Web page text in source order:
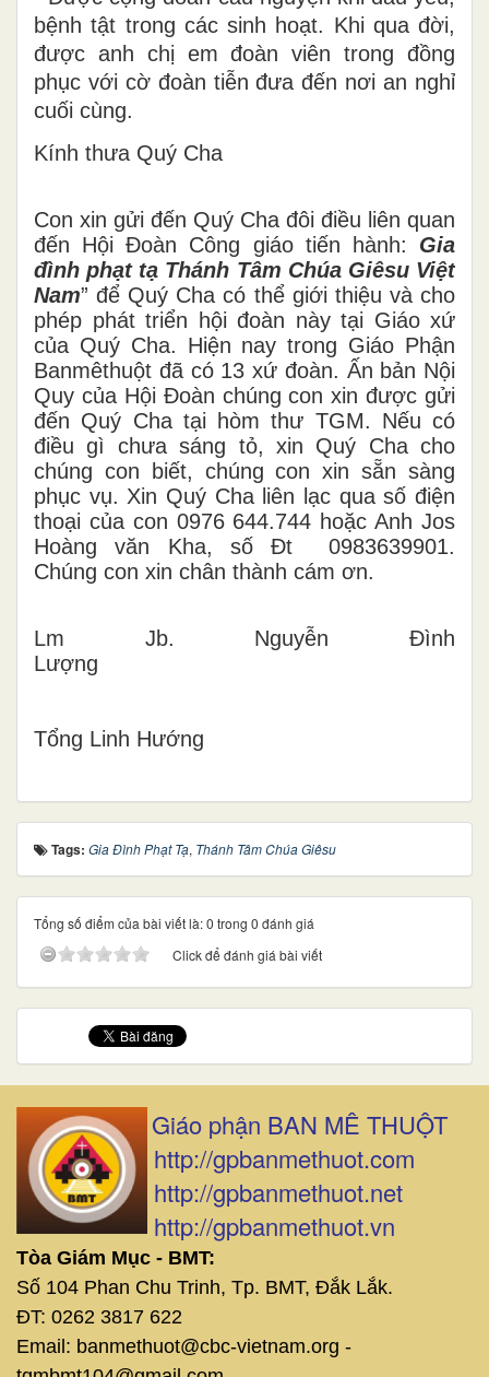
bệnh tật trong các sinh hoạt. Khi qua đời,
được anh chị em đoàn viên trong đồng
phục với cờ đoàn tiễn đưa đến nơi an nghỉ
cuối cùng.
Kính thưa Quý Cha
Con xin gửi đến Quý Cha đôi điều liên quan
đến Hội Đoàn Công giáo tiến hành: Gia
đình phạt tạ Thánh Tâm Chúa Giêsu Việt
Nam” để Quý Cha có thể giới thiệu và cho
phép phát triển hội đoàn này tại Giáo xứ
của Quý Cha. Hiện nay trong Giáo Phận
Banmêthuột đã có 13 xứ đoàn. Ấn bản Nội
Quy của Hội Đoàn chúng con xin được gửi
đến Quý Cha tại hòm thư TGM. Nếu có
điều gì chưa sáng tỏ, xin Quý Cha cho
chúng con biết, chúng con xin sẵn sàng
phục vụ. Xin Quý Cha liên lạc qua số điện
thoại của con 0976 644.744 hoặc Anh Jos
Hoàng văn Kha, số Đt 0983639901.
Chúng con xin chân thành cám ơn.
Lm Jb. Nguyễn Đình
Lượng
Tổng Linh Hướng
Tags: Gia Đình Phạt Tạ, Thánh Tâm Chúa Giêsu
Tổng số điểm của bài viết là: 0 trong 0 đánh giá
Click để đánh giá bài viết
Giáo phận BAN MÊ THUỘT
http://gpbanmethuot.com
http://gpbanmethuot.net
http://gpbanmethuot.vn
Tòa Giám Mục - BMT:
Số 104 Phan Chu Trinh, Tp. BMT, Đắk Lắk.
ĐT: 0262 3817 622
Email: banmethuot@cbc-vietnam.org -